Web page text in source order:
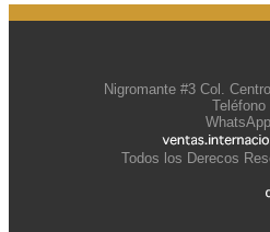
Nigromante #3 Col.
Todos los Derecos